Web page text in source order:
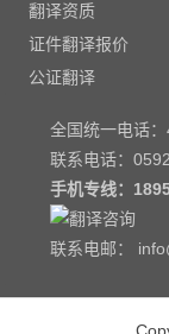
翻译资质
证件翻译报价
公证翻译
全国统一电话
联系电话：
手机专线：
联系电邮：